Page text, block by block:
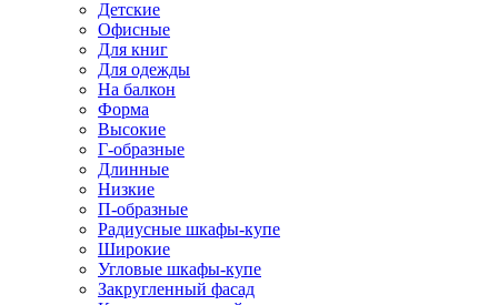
Детские
Офисные
Для книг
Для одежды
На балкон
Форма
Высокие
Г-образные
Длинные
Низкие
П-образные
Радиусные шкафы-купе
Широкие
Угловые шкафы-купе
Закругленный фасад